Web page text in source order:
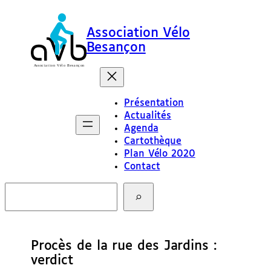
Association Vélo
Besançon
Présentation
Actualités
Agenda
Cartothèque
Plan Vélo 2020
Contact
c
Procès de la rue des Jardins :
verdict